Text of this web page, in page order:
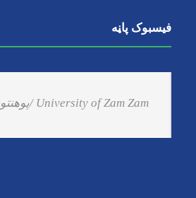
فیسبوک پاڼه